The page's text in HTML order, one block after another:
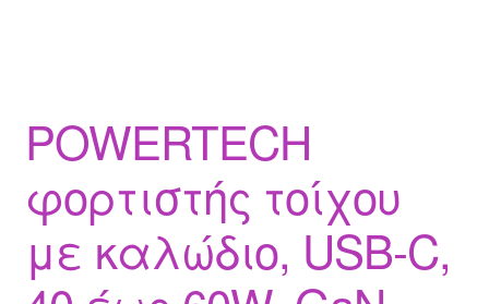
POWERTECH
φορτιστής τοίχου
με καλώδιο, USB-C,